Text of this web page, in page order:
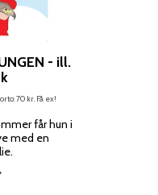
- ill.
70 kr. Få ex!
får hun i
med en